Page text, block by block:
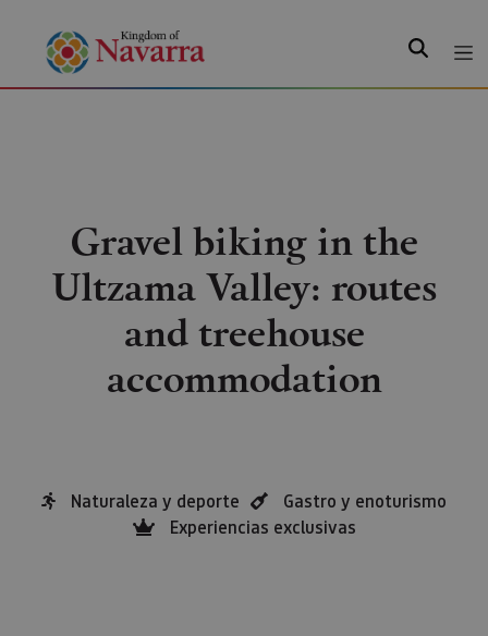
Search
Gravel biking in the
Ultzama Valley: routes
and treehouse
accommodation
Naturaleza y deporte
Gastro y enoturismo
Experiencias exclusivas